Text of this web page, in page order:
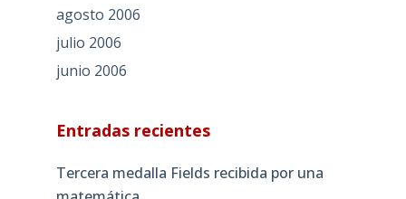
agosto 2006
julio 2006
junio 2006
Entradas recientes
Tercera medalla Fields recibida por una